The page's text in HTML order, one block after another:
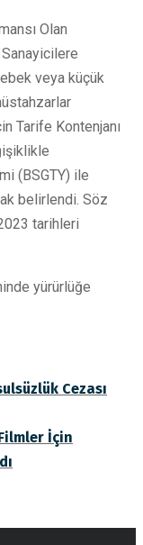
Olan
veya küçük
Tarife Kontenjanı
(BSGTY) ile
belirlendi. Söz
tarihleri
yürürlüğe
Cezası
İçin